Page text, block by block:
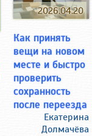
2026.04.20
Как принять
вещи на новом
месте и быстро
проверить
сохранность
после переезда
Екатерина
Долмачёва